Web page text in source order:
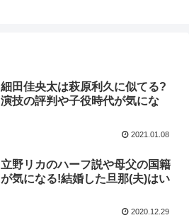
細田佳央太は萩原利久に似てる?
演技の評判や子役時代が気にな
2021.01.08
立野リカのハーフ説や母父の国籍
が気になる!結婚した旦那(夫)はい
2020.12.29